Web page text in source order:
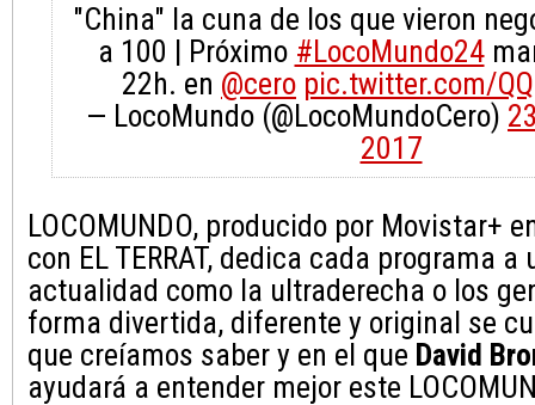
"China" la cuna de los que vieron
a 100 | Próximo #LocoMundo24
22h. en @cero pic.twitter.com/
— LocoMundo (@LocoMundoCero)
2017
LOCOMUNDO, producido por Movistar+
con EL TERRAT, dedica cada programa a
actualidad como la ultraderecha o los
forma divertida, diferente y original se
que creíamos saber y en el que David
ayudará a entender mejor este